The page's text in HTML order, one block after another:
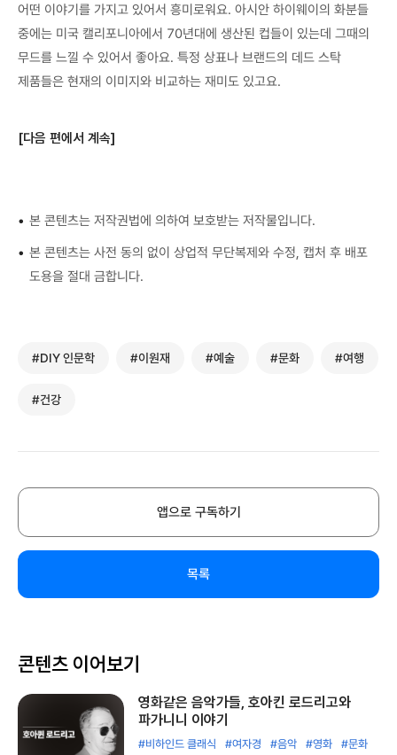
어떤 이야기를 가지고 있어서 흥미로워요. 아시안 하이웨이의 화분들
중에는 미국 캘리포니아에서 70년대에 생산된 컵들이 있는데 그때의
무드를 느낄 수 있어서 좋아요. 특정 상표나 브랜드의 데드 스탁
제품들은 현재의 이미지와 비교하는 재미도 있고요.
[다음 편에서 계속]
• 본 콘텐츠는 저작권법에 의하여 보호받는 저작물입니다.
• 본 콘텐츠는 사전 동의 없이 상업적 무단복제와 수정, 캡처 후 배포
도용을 절대 금합니다.
#DIY 인문학 #이원재 #예술 #문화 #여행
#건강
앱으로 구독하기
목록
콘텐츠 이어보기
영화같은 음악가들, 호아킨 로드리고와
파가니니 이야기
#비하인드 클래식 #여자경 #음악 #영화 #문화